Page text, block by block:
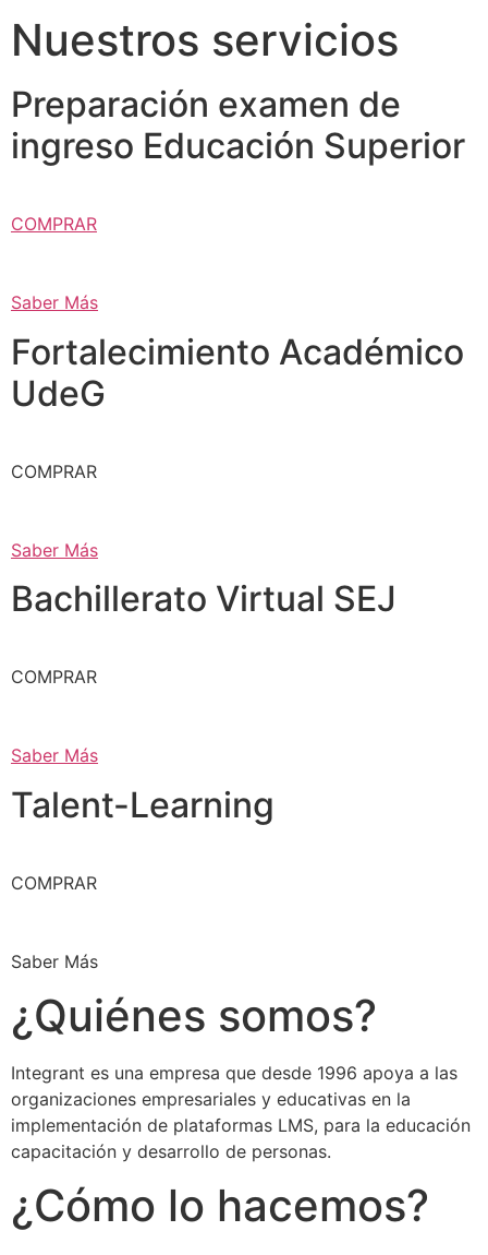
Nuestros servicios
Preparación examen de
ingreso Educación Superior
COMPRAR
Saber Más
Fortalecimiento Académico
UdeG
COMPRAR
Saber Más
Bachillerato Virtual SEJ
COMPRAR
Saber Más
Talent-Learning
COMPRAR
Saber Más
¿Quiénes somos?
Integrant es una empresa que desde 1996 apoya a las
organizaciones empresariales y educativas en la
implementación de plataformas LMS, para la educación
capacitación y desarrollo de personas.
¿Cómo lo hacemos?